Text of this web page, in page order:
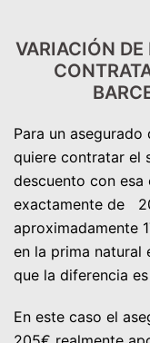
VARIACIÓN
Para un
quiere contratar el
descuento con esa
exactamente de
aproximadamente
en la prima natural
que la diferencia
En este caso el